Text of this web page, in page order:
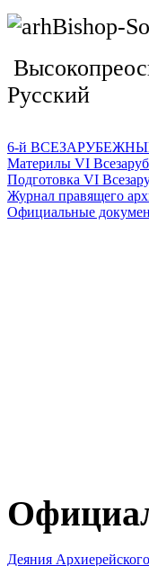
Русский
6-й
Материлы VI
Подготовка VI
Журнал правящего
Официальные
Деяния